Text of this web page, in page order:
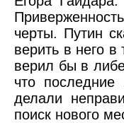
черты. Путин
верить в него
верил бы в
что
делали
поиск нового